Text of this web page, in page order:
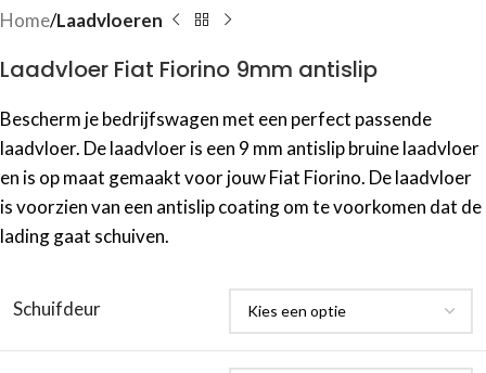
Home Laadvloeren
Laadvloer Fiat Fiorino 9mm antislip
Bescherm je bedrijfswagen met een perfect passende
laadvloer. De laadvloer is een 9 mm antislip bruine laadvloer
en is op maat gemaakt voor jouw Fiat Fiorino. De laadvloer
is voorzien van een antislip coating om te voorkomen dat de
lading gaat schuiven.
Schuifdeur